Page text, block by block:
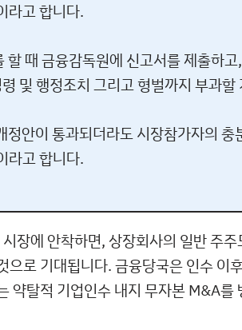
라고 합니다.
할 때 금융감독원에 신고서를 제출하
및 행정조치 그리고 형벌까지 부과할
정안이 통과되더라도 시장참가자의
라고 합니다.
장에 안착하면, 상장회사의 일반 주
으로 기대됩니다. 금융당국은 인수 이
약탈적 기업인수 내지 무자본 M&A를